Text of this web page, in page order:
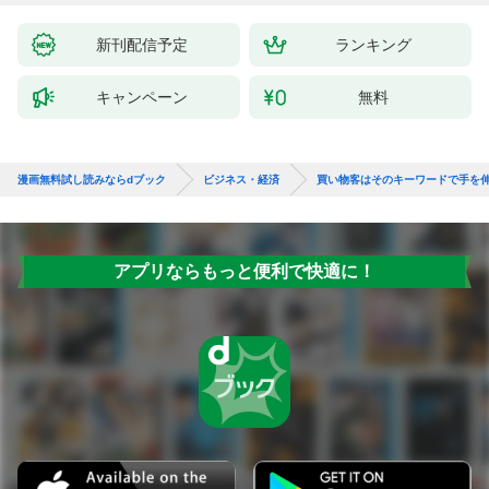
新刊配信予定 ランキング
キャンペーン 無料
漫画無料試し読みならdブック ビジネス・経済 買い物客はそのキーワードで手を
アプリならもっと便利で快適に！